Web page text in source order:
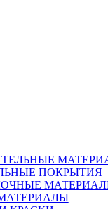
ПОКРЫТИЯ